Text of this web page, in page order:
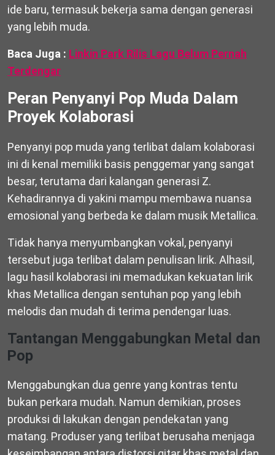
ide baru, termasuk bekerja sama dengan generasi
yang lebih muda.
Baca Juga : Linkin Park Rilis Lagu Belum Pernah
Terdengar
Peran Penyanyi Pop Muda Dalam
Proyek Kolaborasi
Penyanyi pop muda yang terlibat dalam kolaborasi
ini di kenal memiliki basis penggemar yang sangat
besar, terutama dari kalangan generasi Z.
Kehadirannya di yakini mampu membawa nuansa
emosional yang berbeda ke dalam musik Metallica.
Tidak hanya menyumbangkan vokal, penyanyi
tersebut juga terlibat dalam penulisan lirik. Alhasil,
lagu hasil kolaborasi ini memadukan kekuatan lirik
khas Metallica dengan sentuhan pop yang lebih
melodis dan mudah di terima pendengar luas.
Tantangan Menggabungkan Metal dan
Pop
Menggabungkan dua genre yang kontras tentu
bukan perkara mudah. Namun demikian, proses
produksi di lakukan dengan pendekatan yang
matang. Produser yang terlibat berusaha menjaga